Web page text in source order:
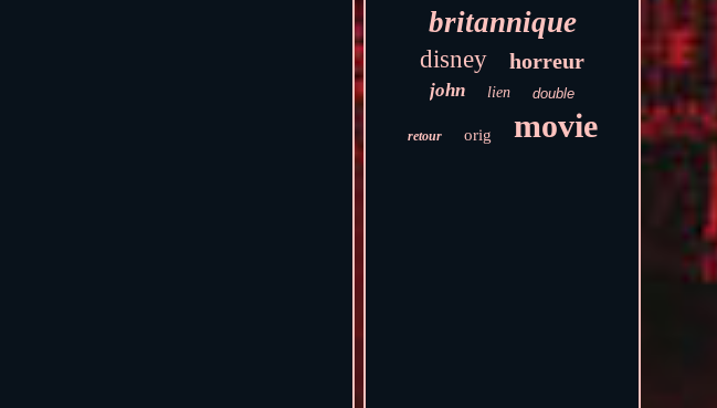
britannique
disney horreur
john lien double
retour orig movie